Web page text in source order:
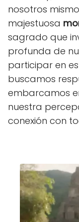
nosotros
majestuosa
sagrado que
profunda de
participar en
buscamos
embarcamos
nuestra
conexión con